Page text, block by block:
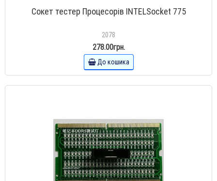
Сокет тестер Процесорів INTELSocket 775
2078
278.00грн.
До кошика